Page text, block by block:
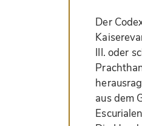
Der
III. oder
aus dem